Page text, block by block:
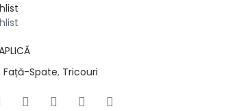
Față-Spate, Tricouri